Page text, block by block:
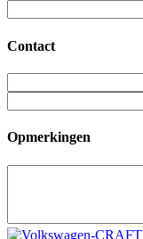
Contact
Opmerkingen